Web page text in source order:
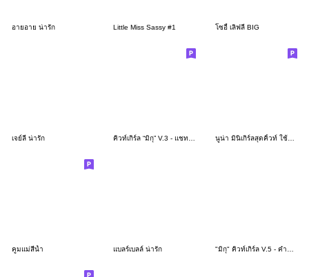
อายอาย น่ารัก Little Miss Sassy #1 โซอี้ เลิฟลี่ BIG
เจย์ลี่ น่ารัก นูน่า มินิเกิร์ลสุดคิ้วท์ ใช้ได้ทุกวัน
คูมแม่สีน้ำ แบลร์เบลล์ น่ารัก "มิกุ" คิวท์เกิร์ล V.5 - คำทำงานสุภาพ